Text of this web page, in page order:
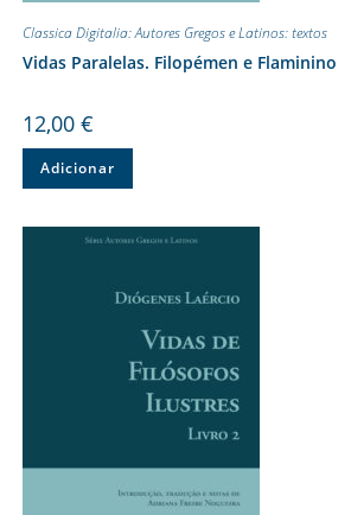
Classica Digitalia: Autores Gregos e Latinos: textos
Vidas Paralelas. Filopémen e Flaminino
12,00 €
Adicionar